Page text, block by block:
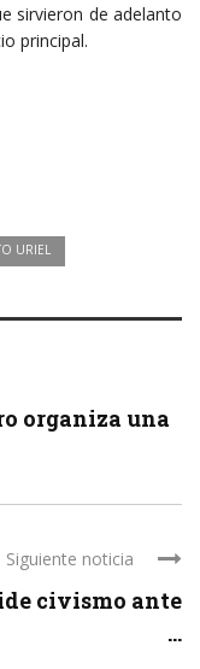
sirvieron de adelanto
principal.
URIEL
organiza una
Siguiente noticia
civismo ante
...